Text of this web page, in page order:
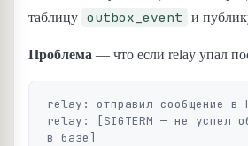
таблицу outbox_event и
Проблема — что если relay упал
relay: отправил сообщение в
relay: [SIGTERM — не успел
в базе]